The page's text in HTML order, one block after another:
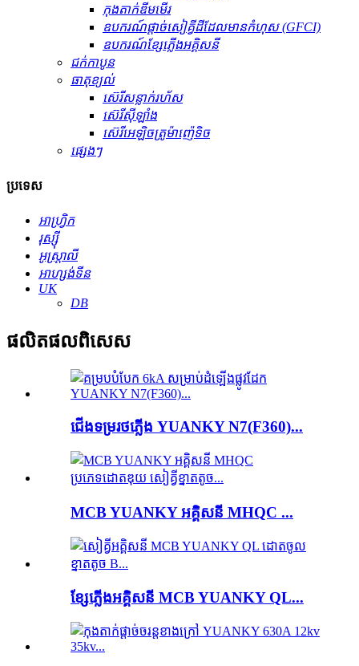
កុងតាក់ឌីមមើរ
ឧបករណ៍​ផ្តាច់​សៀគ្វី​ដី​ដែល​មាន​កំហុស (GFCI)
ឧបករណ៍ខ្សែភ្លើងអគ្គិសនី
ជក់កាបូន
ធាតុ​ខ្យល់
ស៊េរីសន្លាក់រហ័ស
ស៊េរីស៊ីឡាំង
ស៊េរីអេឡិចត្រូម៉ាញ៉េទិច
ផ្សេងៗ
ប្រទេស
អាហ្វ្រិក
រុស្ស៊ី
អូស្ត្រាលី
អាហ្សង់ទីន
UK
DB
ផលិតផល​ពិសេស
ជើងទម្រ​រថភ្លើង YUANKY N7(F360)...
MCB YUANKY អគ្គិសនី MHQC ...
ខ្សែភ្លើងអគ្គិសនី MCB YUANKY QL...